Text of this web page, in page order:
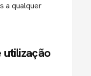
a qualquer
utilização